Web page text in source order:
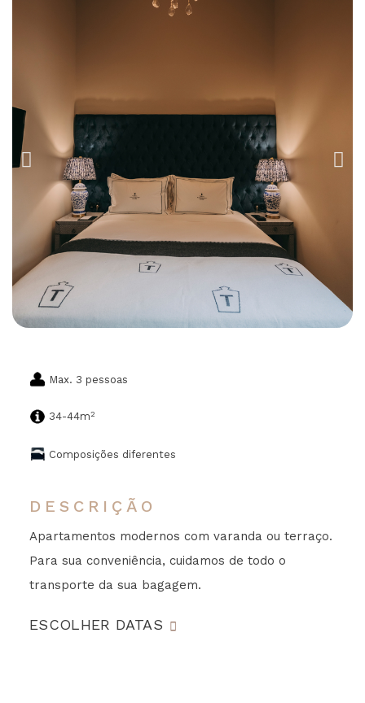
Max. 3 pessoas
34-44m2
Composições diferentes
DESCRIÇÃO
Apartamentos modernos com varanda ou terraço.
Para sua conveniência, cuidamos de todo o
transporte da sua bagagem.
ESCOLHER DATAS